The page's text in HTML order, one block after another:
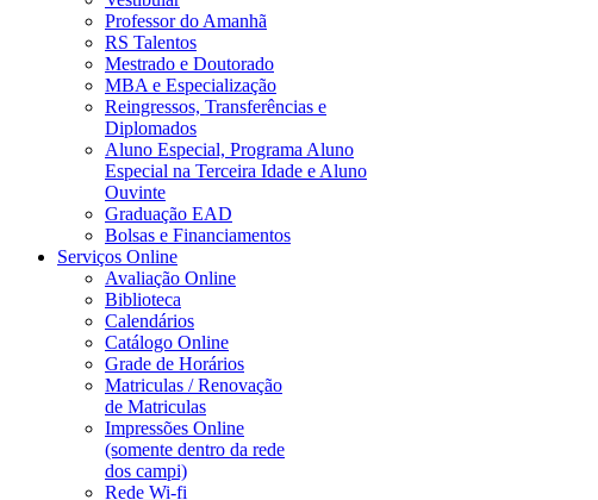
Professor do Amanhã
RS Talentos
Mestrado e Doutorado
MBA e Especialização
Reingressos, Transferências e
Diplomados
Aluno Especial, Programa Aluno
Especial na Terceira Idade e Aluno
Ouvinte
Graduação EAD
Bolsas e Financiamentos
Serviços Online
Avaliação Online
Biblioteca
Calendários
Catálogo Online
Grade de Horários
Matriculas / Renovação
de Matriculas
Impressões Online
(somente dentro da rede
dos campi)
Rede Wi-fi